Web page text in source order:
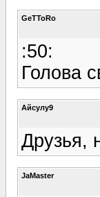
GeTToRo
:50:
Голова
Айсулу9
Друзья,
JaMaster